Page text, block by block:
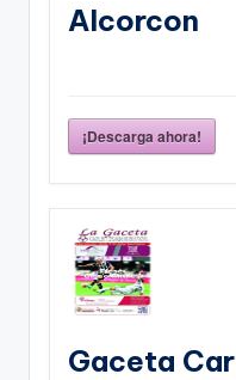
Alcorcon
¡Descarga ahora!
Gaceta